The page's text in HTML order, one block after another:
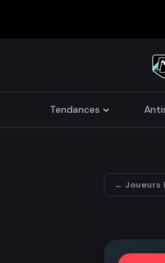
Search
Tendances
← Joueurs